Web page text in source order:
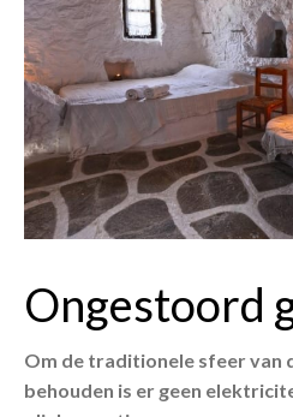
Ongestoord
Om de traditionele sfeer van
behouden is er geen